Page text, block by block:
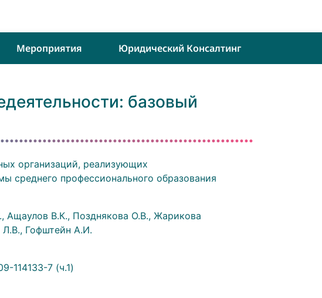
Мероприятия Юридический Консалтинг
базовый
организаций, реализующих
среднего профессионального образования
Ащаулов В.К., Позднякова О.В., Жарикова
Гофштейн А.И.
114133-7 (ч.1)